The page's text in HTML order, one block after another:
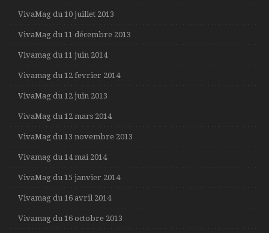
VivaMag du 10 juillet 2013
VivaMag du 11 décembre 2013
Vivamag du 11 juin 2014
Vivamag du 12 fevrier 2014
VivaMag du 12 juin 2013
VivaMag du 12 mars 2014
VivaMag du 13 novembre 2013
Vivamag du 14 mai 2014
VivaMag du 15 janvier 2014
Vivamag du 16 avril 2014
Vivamag du 16 octobre 2013